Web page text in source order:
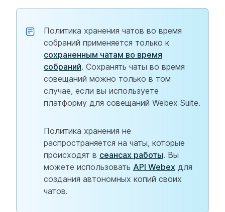
Политика хранения чатов во время
собраний применяется только к
сохраненным чатам во время
собраний. Сохранять чаты во время
совещаний можно только в том
случае, если вы используете
платформу для совещаний Webex Suite.
Политика хранения не
распространяется на чаты, которые
происходят в сеансах работы. Вы
можете использовать API Webex для
создания автономных копий своих
чатов.